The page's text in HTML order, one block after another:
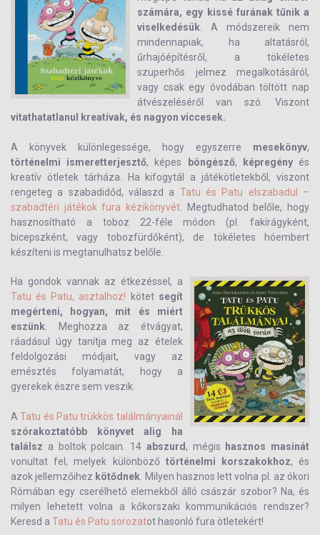
számára, egy kissé furának tűnik a
viselkedésük . A módszereik nem
mindennapiak, ha altatásról,
űrhajóépítésről, a tökéletes
szuperhős jelmez megalkotásáról,
vagy csak egy óvodában töltött nap
átvészeléséről van szó. Viszont
vitathatatlanul kreatívak, és nagyon viccesek.
A könyvek különlegessége, hogy egyszerre mesekönyv,
történelmi ismeretterjesztő, képes böngésző, képregény és
kreatív ötletek tárháza. Ha kifogytál a játékötletekből, viszont
rengeteg a szabadidőd, válaszd a Tatu és Patu elszabadul –
szabadtéri játékok fura kézikönyvét . Megtudhatod belőle, hogy
hasznosítható a toboz 22-féle módon (pl. fakírágyként,
bicepszként, vagy tobozfürdőként), de tökéletes hóembert
készíteni is megtanulhatsz belőle.
Ha gondok vannak az étkezéssel, a
Tatu és Patu, asztalhoz! kötet segít
megérteni, hogyan, mit és miért
eszünk . Meghozza az étvágyat,
ráadásul úgy tanítja meg az ételek
feldolgozási módjait, vagy az
emésztés folyamatát, hogy a
gyerekek észre sem veszik.
ATatu és Patu trükkös találmányainál
szórakoztatóbb könyvet alig ha
találsz a boltok polcain. 14 abszurd, mégis
hasznos masinát
vonultat fel, melyek különbözőtörténelmi korszakokhoz, és
azok jellemzőihez kötődnek . Milyen hasznos lett volna pl. az ókori
Rómában egy cserélhető elemekből álló császár szobor? Na, és
milyen lehetett volna a kőkorszaki kommunikációs rendszer?
Keresd a Tatu és Patu sorozatot hasonló fura ötletekért!